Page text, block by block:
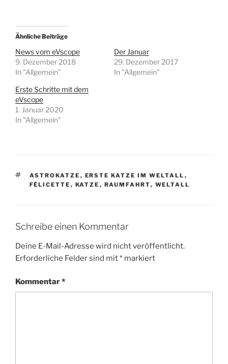
Ähnliche Beiträge
News vom eVscope
9. Dezember 2018
In "Allgemein"
Der Januar
29. Dezember 2017
In "Allgemein"
Erste Schritte mit dem
eVscope
1. Januar 2020
In "Allgemein"
SCHLAGWÖRTER
ASTROKATZE , ERSTE KATZE IM WELTALL ,
FÉLICETTE , KATZE , RAUMFAHRT, WELTALL
Schreibe einen Kommentar
Deine E-Mail-Adresse wird nicht veröffentlicht.
Erforderliche Felder sind mit* markiert
Kommentar*